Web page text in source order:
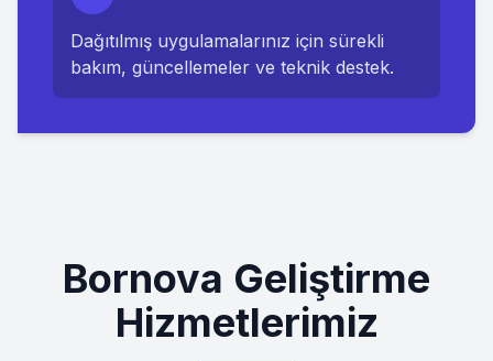
Dağıtılmış uygulamalarınız için sürekli
bakım, güncellemeler ve teknik destek.
Bornova Geliştirme
Hizmetlerimiz